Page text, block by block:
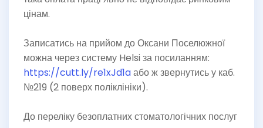
цінам.
Записатись на прийом до Оксани Поселюжної
можна через систему Helsi за посиланням:
https://cutt.ly/re1xJd1aабо ж звернутись у каб.
№219 (2 поверх поліклініки).
До переліку безоплатних стоматологічних послуг